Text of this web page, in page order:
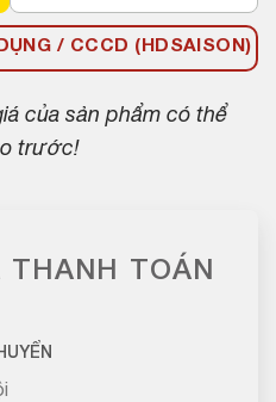
/ CCCD (HDSAISON)
của sản phẩm có thể
trước!
THANH TOÁN